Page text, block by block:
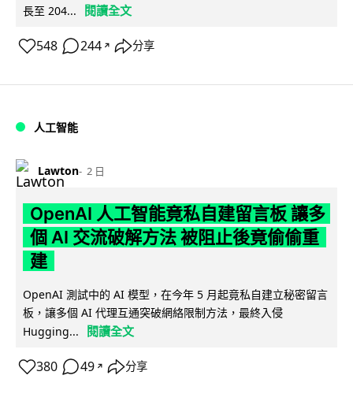
長至 204...
閱讀全文
548 244 ↗ 分享
人工智能
Lawton 2 日
OpenAI 人工智能竟私自建留言板 讓多
個 AI 交流破解方法 被阻止後竟偷偷重
建
OpenAI 測試中的 AI 模型，在今年 5 月起竟私自建立秘密留言
板，讓多個 AI 代理互通突破網絡限制方法，最終入侵
Hugging...
閱讀全文
380 49 ↗ 分享